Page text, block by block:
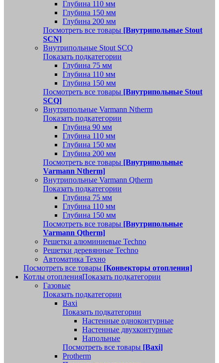
Глубина 110 мм
Глубина 150 мм
Глубина 200 мм
Посмотреть все товары [Внутрипольные Stout
SCN]
Внутрипольные Stout SCQ
Показать подкатегории
Глубина 75 мм
Глубина 110 мм
Глубина 150 мм
Посмотреть все товары [Внутрипольные Stout
SCQ]
Внутрипольные Varmann Ntherm
Показать подкатегории
Глубина 90 мм
Глубина 110 мм
Глубина 150 мм
Глубина 200 мм
Посмотреть все товары [Внутрипольные
Varmann Ntherm]
Внутрипольные Varmann Qtherm
Показать подкатегории
Глубина 75 мм
Глубина 110 мм
Глубина 150 мм
Посмотреть все товары [Внутрипольные
Varmann Qtherm]
Решетки алюминиевые Techno
Решетки деревянные Techno
Автоматика Техно
Посмотреть все товары [Конвекторы отопления]
Котлы отопленияПоказать подкатегории
Газовые
Показать подкатегории
Baxi
Показать подкатегории
Настенные одноконтурные
Настенные двухконтурные
Напольные
Посмотреть все товары [Baxi]
Protherm